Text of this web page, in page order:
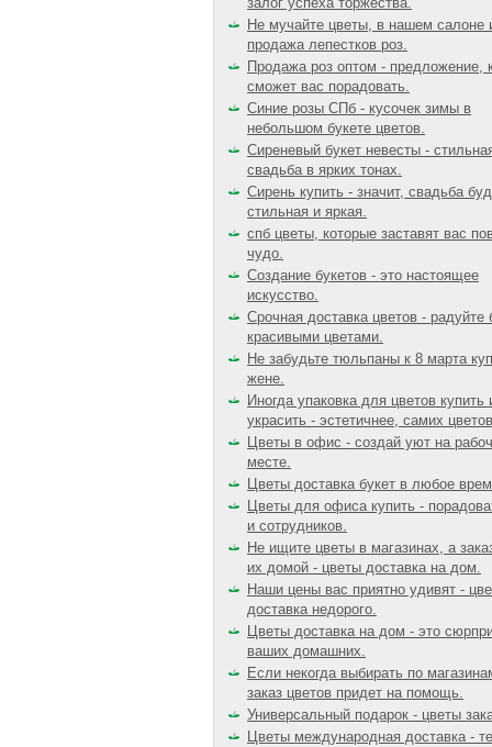
Не мучайте цветы, в нашем салоне
продажа лепестков роз.
Продажа роз оптом - предложение,
сможет вас порадовать.
Синие розы СПб - кусочек зимы в
небольшом букете цветов.
Сиреневый букет невесты -
свадьба в ярких тонах.
Сирень купить - значит, свадьба
стильная и яркая.
спб цветы, которые заставят вас
чудо.
Создание букетов - это настоящее
искусство.
Срочная доставка цветов - радуйте
красивыми цветами.
Не забудьте тюльпаны к 8 марта
жене.
Иногда упаковка для цветов купить
украсить - эстетичнее, самих
Цветы в офис - создай уют на
месте.
Цветы доставка букет в любое
Цветы для офиса купить -
и сотрудников.
Не ищите цветы в магазинах, а
их домой - цветы доставка на дом.
Наши цены вас приятно удивят -
доставка недорого.
Цветы доставка на дом - это
ваших домашних.
Если некогда выбирать по
заказ цветов придет на помощь.
Универсальный подарок - цветы
Цветы международная доставка -